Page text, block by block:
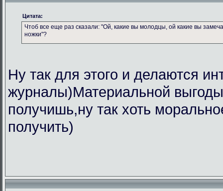
Цитата:
Чтоб все еще раз сказали: "Ой, какие вы молодцы, ой какие вы
ножки"?
Ну так для этого и делаются
журналы)Материальной
получишь,ну так хоть
получить)